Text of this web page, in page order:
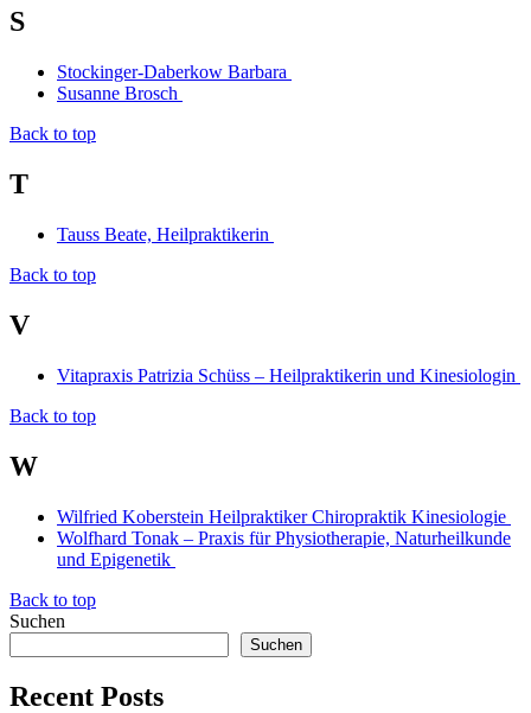
S
Stockinger-Daberkow Barbara
Susanne Brosch
Back to top
T
Tauss Beate, Heilpraktikerin
Back to top
V
Vitapraxis Patrizia Schüss – Heilpraktikerin und Kinesiologin
Back to top
W
Wilfried Koberstein Heilpraktiker Chiropraktik Kinesiologie
Wolfhard Tonak – Praxis für Physiotherapie, Naturheilkunde
und Epigenetik
Back to top
Suchen
Suchen
Recent Posts